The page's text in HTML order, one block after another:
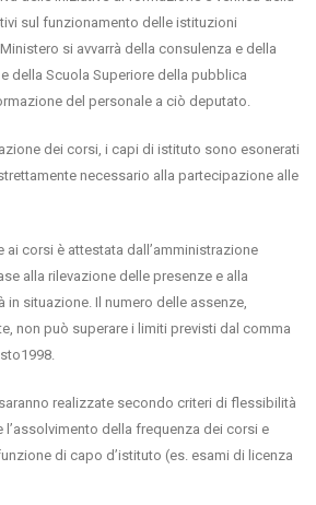
sul funzionamento delle istituzioni
si avvarrà della consulenza e della
della Scuola Superiore della pubblica
del personale a ciò deputato.
dei corsi, i capi di istituto sono esonerati
necessario alla partecipazione alle
ai corsi è attestata dall’amministrazione
alla rilevazione delle presenze e alla
situazione. Il numero delle assenze,
non può superare i limiti previsti dal comma
realizzate secondo criteri di flessibilità
l’assolvimento della frequenza dei corsi e
di capo d’istituto (es. esami di licenza